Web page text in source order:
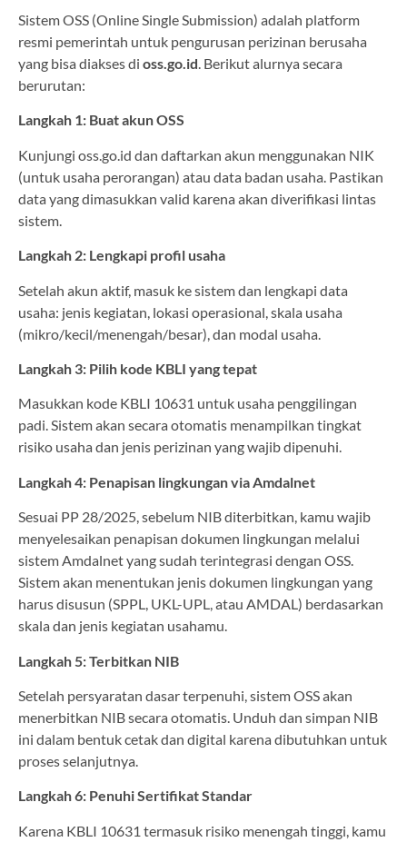
Sistem OSS (Online Single Submission) adalah platform
resmi pemerintah untuk pengurusan perizinan berusaha
yang bisa diakses di oss.go.id. Berikut alurnya secara
berurutan:
Langkah 1: Buat akun OSS
Kunjungi oss.go.id dan daftarkan akun menggunakan NIK
(untuk usaha perorangan) atau data badan usaha. Pastikan
data yang dimasukkan valid karena akan diverifikasi lintas
sistem.
Langkah 2: Lengkapi profil usaha
Setelah akun aktif, masuk ke sistem dan lengkapi data
usaha: jenis kegiatan, lokasi operasional, skala usaha
(mikro/kecil/menengah/besar), dan modal usaha.
Langkah 3: Pilih kode KBLI yang tepat
Masukkan kode KBLI 10631 untuk usaha penggilingan
padi. Sistem akan secara otomatis menampilkan tingkat
risiko usaha dan jenis perizinan yang wajib dipenuhi.
Langkah 4: Penapisan lingkungan via Amdalnet
Sesuai PP 28/2025, sebelum NIB diterbitkan, kamu wajib
menyelesaikan penapisan dokumen lingkungan melalui
sistem Amdalnet yang sudah terintegrasi dengan OSS.
Sistem akan menentukan jenis dokumen lingkungan yang
harus disusun (SPPL, UKL-UPL, atau AMDAL) berdasarkan
skala dan jenis kegiatan usahamu.
Langkah 5: Terbitkan NIB
Setelah persyaratan dasar terpenuhi, sistem OSS akan
menerbitkan NIB secara otomatis. Unduh dan simpan NIB
ini dalam bentuk cetak dan digital karena dibutuhkan untuk
proses selanjutnya.
Langkah 6: Penuhi Sertifikat Standar
Karena KBLI 10631 termasuk risiko menengah tinggi, kamu